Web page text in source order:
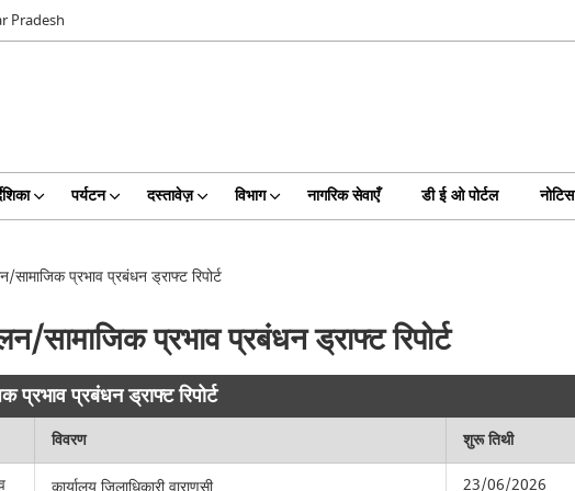
Pradesh
पर्यटन दस्तावेज़ विभाग नागरिक सेवाएँ डी ई ओ पोर्टल नोटिस
प्रभाव प्रबंधन ड्राफ्ट रिपोर्ट
प्रभाव प्रबंधन ड्राफ्ट रिपोर्ट
प्रबंधन ड्राफ्ट रिपोर्ट
विवरण शुरू तिथी
23/06/2026